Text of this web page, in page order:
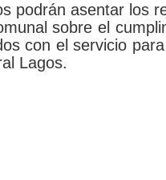
podrán asentar los
sobre el
con el servicio
Lagos.